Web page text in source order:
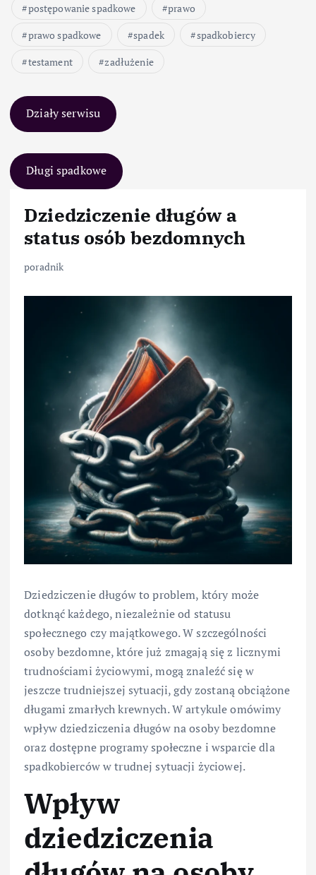
postępowanie spadkowe
prawo
prawo spadkowe
spadek
spadkobiercy
testament
zadłużenie
Działy serwisu
Długi spadkowe
Dziedziczenie długów a
status osób bezdomnych
poradnik
Dziedziczenie długów to problem, który może
dotknąć każdego, niezależnie od statusu
społecznego czy majątkowego. W szczególności
osoby bezdomne, które już zmagają się z licznymi
trudnościami życiowymi, mogą znaleźć się w
jeszcze trudniejszej sytuacji, gdy zostaną obciążone
długami zmarłych krewnych. W artykule omówimy
wpływ dziedziczenia długów na osoby bezdomne
oraz dostępne programy społeczne i wsparcie dla
spadkobierców w trudnej sytuacji życiowej.
Wpływ
dziedziczenia